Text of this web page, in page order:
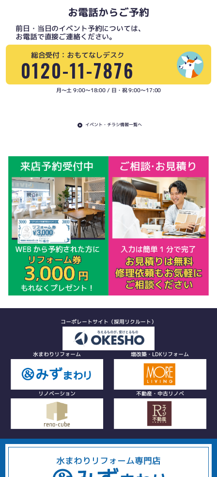
お電話からご予約
前日・当日のイベント予約については、
お電話で直接ご連絡ください。
総合受付：おもてなしデスク
0120-11-7876
月〜土 9:00〜18:00 / 日・祝 9:00〜17:00
イベント・チラシ情報一覧へ
コーポレートサイト（採用リクルート）
水まわりリフォーム 増改築・LDKリフォーム
リノベーション 不動産・中古リノベ
水まわりリフォーム専門店